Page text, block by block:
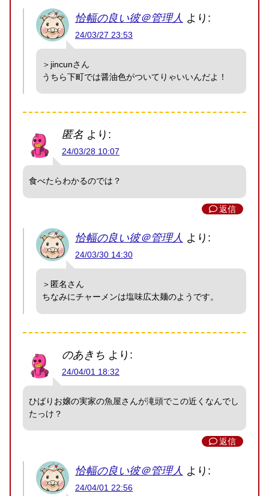
恰幅の良い彼＠管理人 より:
24/03/27 23:53
＞jincunさん
うちら下町では醤油色がついてりゃいいんだよ！
匿名 より:
24/03/28 10:07
食べたらわかるのでは？
返信
恰幅の良い彼＠管理人 より:
24/03/30 14:30
＞匿名さん
ちなみにチャーメンは塩味広太麺のようです。
のあきち より:
24/04/01 18:32
ひばりお嬢の実家の魚屋さんが滝頭でこの近くなんでし
たっけ？
返信
恰幅の良い彼＠管理人 より:
24/04/01 22:56